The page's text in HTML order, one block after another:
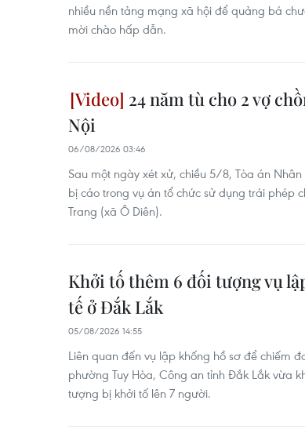
nhiều nền tảng mạng xã hội để quảng bá
mời chào hấp dẫn.
24 năm tù cho 2 vợ
Nội
06/08/2026 03:46
Sau một ngày xét xử, chiều 5/8, Tòa án
bị cáo trong vụ án tổ chức sử dụng trái phép
Trang (xã Ô Diên).
Khởi tố thêm 6 đối tượng vụ
tế ở Đắk Lắk
05/08/2026 14:55
Liên quan đến vụ lập khống hồ sơ để chiếm
phường Tuy Hòa, Công an tỉnh Đắk Lắk vừa
tượng bị khởi tố lên 7 người.